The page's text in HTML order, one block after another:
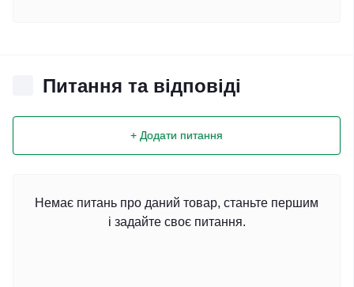
Питання та відповіді
+ Додати питання
Немає питань про даний товар, станьте першим
і задайте своє питання.